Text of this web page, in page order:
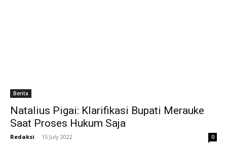
Berita
Natalius Pigai: Klarifikasi Bupati Merauke
Saat Proses Hukum Saja
Redaksi - 15 July 2022 0